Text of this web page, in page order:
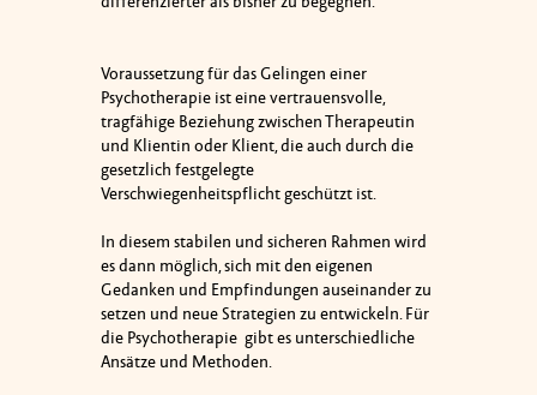
Voraussetzung für das Gelingen einer
Psychotherapie ist eine vertrauensvolle,
tragfähige Beziehung zwischen Therapeutin
und Klientin oder Klient, die auch durch die
gesetzlich festgelegte
Verschwiegenheitspflicht geschützt ist.
In diesem stabilen und sicheren Rahmen wird
es dann möglich, sich mit den eigenen
Gedanken und Empfindungen auseinander zu
setzen und neue Strategien zu entwickeln. Für
die Psychotherapie gibt es unterschiedliche
Ansätze und Methoden.